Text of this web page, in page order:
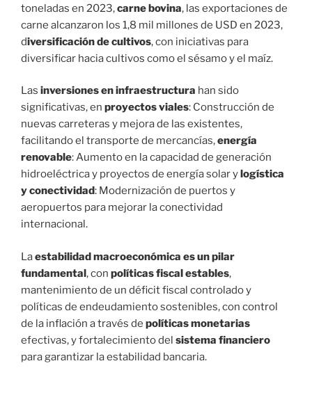
toneladas en 2023,carne bovina, las exportaciones de
carne alcanzaron los 1,8 mil millones de USD en 2023,
diversificación de cultivos, con iniciativas para
diversificar hacia cultivos como el sésamo y el maíz.
Las inversiones en infraestructura han sido
significativas, en proyectos viales: Construcción de
nuevas carreteras y mejora de las existentes,
facilitando el transporte de mercancías,energía
renovable: Aumento en la capacidad de generación
hidroeléctrica y proyectos de energía solar y logística
y conectividad: Modernización de puertos y
aeropuertos para mejorar la conectividad
internacional.
Laestabilidad macroeconómica es un pilar
fundamental, con políticas fiscal estables,
mantenimiento de un déficit fiscal controlado y
políticas de endeudamiento sostenibles, con control
de la inflación a través de políticas monetarias
efectivas, y fortalecimiento del sistema financiero
para garantizar la estabilidad bancaria.